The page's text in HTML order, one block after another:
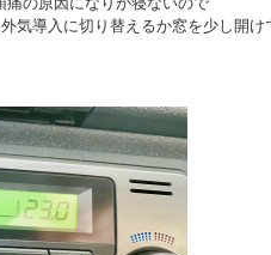
気導入に切り替えるか窓を少し開け